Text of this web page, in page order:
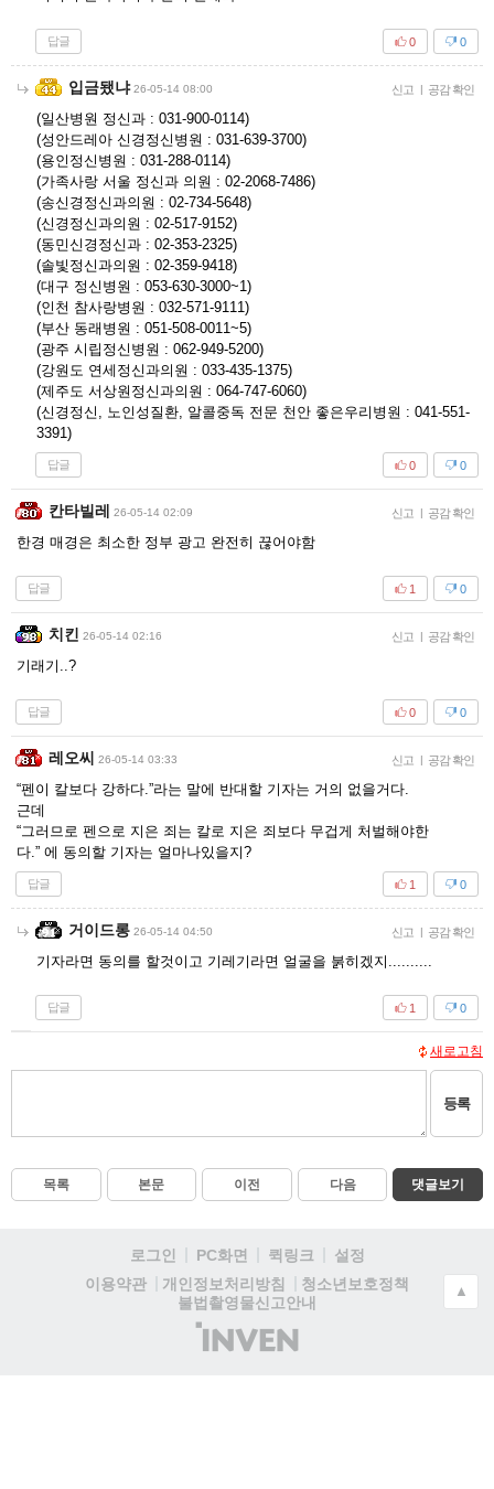
답글 0
0
입금됐냐 26-05-14 08:00 신고 | 공감 확인
(일산병원 정신과 : 031-900-0114)
(성안드레아 신경정신병원 : 031-639-3700)
(용인정신병원 : 031-288-0114)
(가족사랑 서울 정신과 의원 : 02-2068-7486)
(송신경정신과의원 : 02-734-5648)
(신경정신과의원 : 02-517-9152)
(동민신경정신과 : 02-353-2325)
(솔빛정신과의원 : 02-359-9418)
(대구 정신병원 : 053-630-3000~1)
(인천 참사랑병원 : 032-571-9111)
(부산 동래병원 : 051-508-0011~5)
(광주 시립정신병원 : 062-949-5200)
(강원도 연세정신과의원 : 033-435-1375)
(제주도 서상원정신과의원 : 064-747-6060)
(신경정신, 노인성질환, 알콜중독 전문 천안 좋은우리병원 : 041-551-
3391)
답글 0
0
칸타빌레 26-05-14 02:09 신고 | 공감 확인
한경 매경은 최소한 정부 광고 완전히 끊어야함
답글 0
1
치킨 26-05-14 02:16 신고 | 공감 확인
기래기..?
답글 0
0
레오씨 26-05-14 03:33 신고 | 공감 확인
“펜이 칼보다 강하다.”라는 말에 반대할 기자는 거의 없을거다.
근데
“그러므로 펜으로 지은 죄는 칼로 지은 죄보다 무겁게 처벌해야한
다.” 에 동의할 기자는 얼마나있을지?
답글 0
1
거이드롱 26-05-14 04:50 신고 | 공감 확인
기자라면 동의를 할것이고 기레기라면 얼굴을 붉히겠지..........
답글 0
1
새로고침
등록
목록 본문 이전 다음 댓글보기
로그인 PC화면 퀵링크
설정
이용약관
개인정보처리방침
청소년보호정책
불법촬영물신고안내
(주)
인
▲